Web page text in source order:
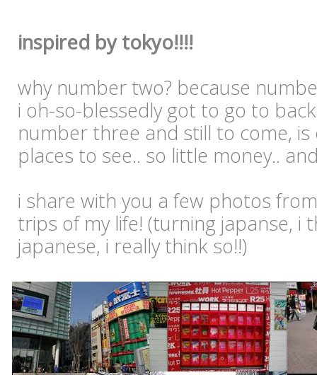
inspired by tokyo!!!!
why number two? because
i oh-so-blessedly got to go to
number three and still to come, is
places to see.. so little money..
i share with you a few photos
trips of my life! (turning japanse, i
japanese, i really think so!!)